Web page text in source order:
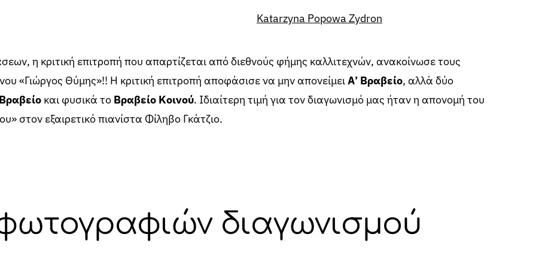
Katarzyna Popowa Zydron
η κριτική επιτροπή που απαρτίζεται από διεθνούς φήμης καλλιτεχνών, ανακοίνωσε τους
«Γιώργος Θύμης»!! Η κριτική επιτροπή αποφάσισε να μην απονείμειΑ’ Βραβείο, αλλά δύο
και φυσικά το Βραβείο Κοινού. Ιδιαίτερη τιμή για τον διαγωνισμό μας ήταν η απονομή του
στον εξαιρετικό πιανίστα Φίληβο Γκάτζιο.
διαγωνισμού